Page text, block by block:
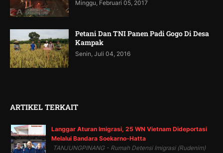
Minggu, Februari 05, 2017
Petani Dan TNI Panen Padi Gogo Di Desa
Kampak
Senin, Juli 04, 2016
ARTIKEL TERKAIT
Langgar Aturan Imigrasi, 25 WN Vietnam Dideportasi
Melalui Bandara Soekarno-Hatta
TANJUNGPINANG - Rumah Detensi Imigrasi (Rudenim)